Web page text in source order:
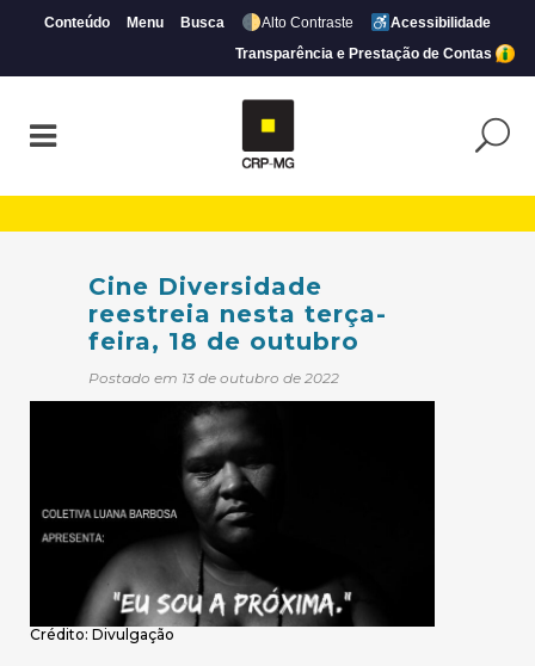
Conteúdo Menu Busca Alto Contraste
Acessibilidade
Transparência e Prestação de Contas
Cine Diversidade
reestreia nesta terça-
feira, 18 de outubro
Postado em 13 de outubro de 2022
Crédito: Divulgação